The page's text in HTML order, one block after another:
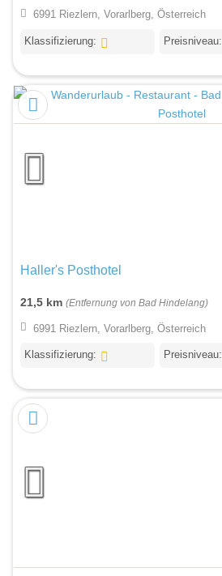
6991 Riezlern, Vorarlberg, Österreich
Klassifizierung: Preisniveau:
Haller's Posthotel
21,5 km (Entfernung von Bad Hindelang)
6991 Riezlern, Vorarlberg, Österreich
Klassifizierung: Preisniveau: